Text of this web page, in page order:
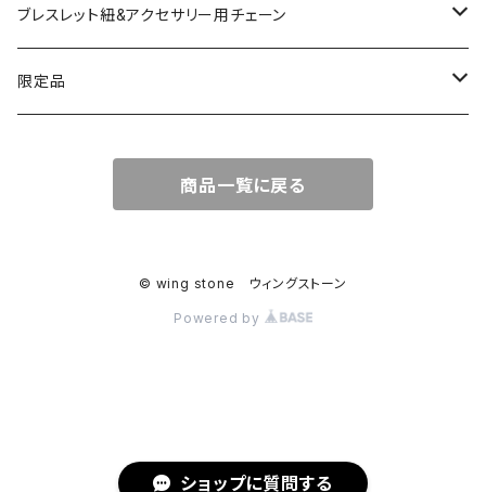
ショップに質問する
コッパー
アゲート
天然石キャンドルホルダー
ブレスレット紐&アクセサリー用チェーン
ネックレスチェーン
ブレスレット紐
限定品
summer Box
商品一覧に戻る
© wing stone ウィングストーン
Powered by